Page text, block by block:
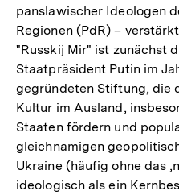
panslawischer Ideologen
Regionen (PdR) –
"Russkij Mir" ist zunächst
Staatpräsident Putin im
gegründeten Stiftung, die
Kultur im Ausland,
Staaten fördern und
gleichnamigen
Ukraine (häufig ohne das
ideologisch als ein